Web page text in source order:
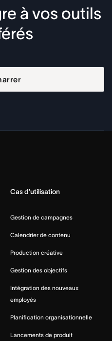
à vos outils
Cas d’utilisation
Gestion de campagnes
Calendrier de contenu
Production créative
Gestion des objectifs
Intégration des nouveaux
employés
Planification organisationnelle
Lancements de produit